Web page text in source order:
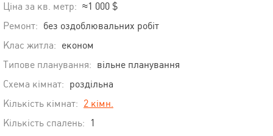
Ціна за кв. метр: ≈1 000 $
Ремонт: без оздоблювальних робіт
Клас житла: економ
Типове планування: вільне планування
Схема кімнат: роздільна
Кількість кімнат: 2 кімн.
Кількість спалень:
1